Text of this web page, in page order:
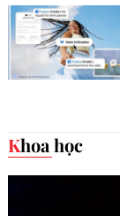
Khoa học